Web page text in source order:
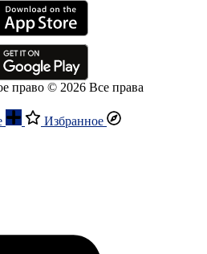
право © 2026 Все права
Избранное